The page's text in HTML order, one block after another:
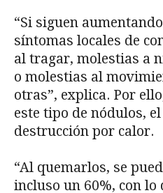
“Si siguen
síntomas locales de
al tragar, molestias a
o molestias al
otras”, explica. Por
este tipo de nódulos,
destrucción por calor.
“Al quemarlos, se
incluso un 60%, con lo